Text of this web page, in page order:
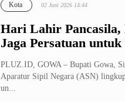
Hari Lahir Pancasila,
Jaga Persatuan
Kota 02 Juni 2026 14:44
PLUZ.ID, GOWA – Bupati Gowa,
Aparatur Sipil Negara (ASN)
un...